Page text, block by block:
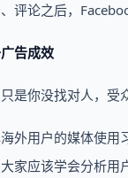
评论之后，
告成效
是你没找对人，受
外用户的媒体使
家应该学会分析